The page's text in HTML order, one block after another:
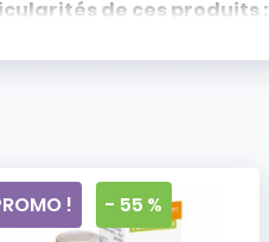
de ces produits :
! - 55 %